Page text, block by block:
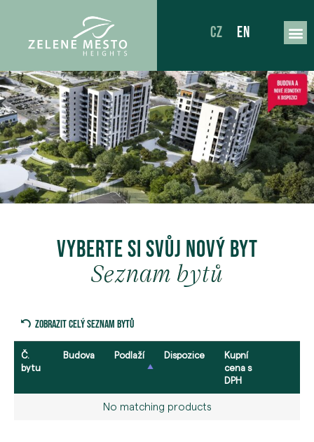
CZ EN
Vyberte si svůj nový byt
Seznam bytů
Zobrazit celý seznam bytů
Č.
bytu
Budova Podlaží Dispozice
Kupní
cena s
DPH
No matching products